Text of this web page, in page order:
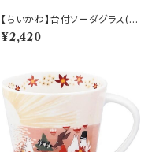
【ちいかわ】台付ソーダグラス(う
さぎ)【CKW40】CKW43-813
¥2,420